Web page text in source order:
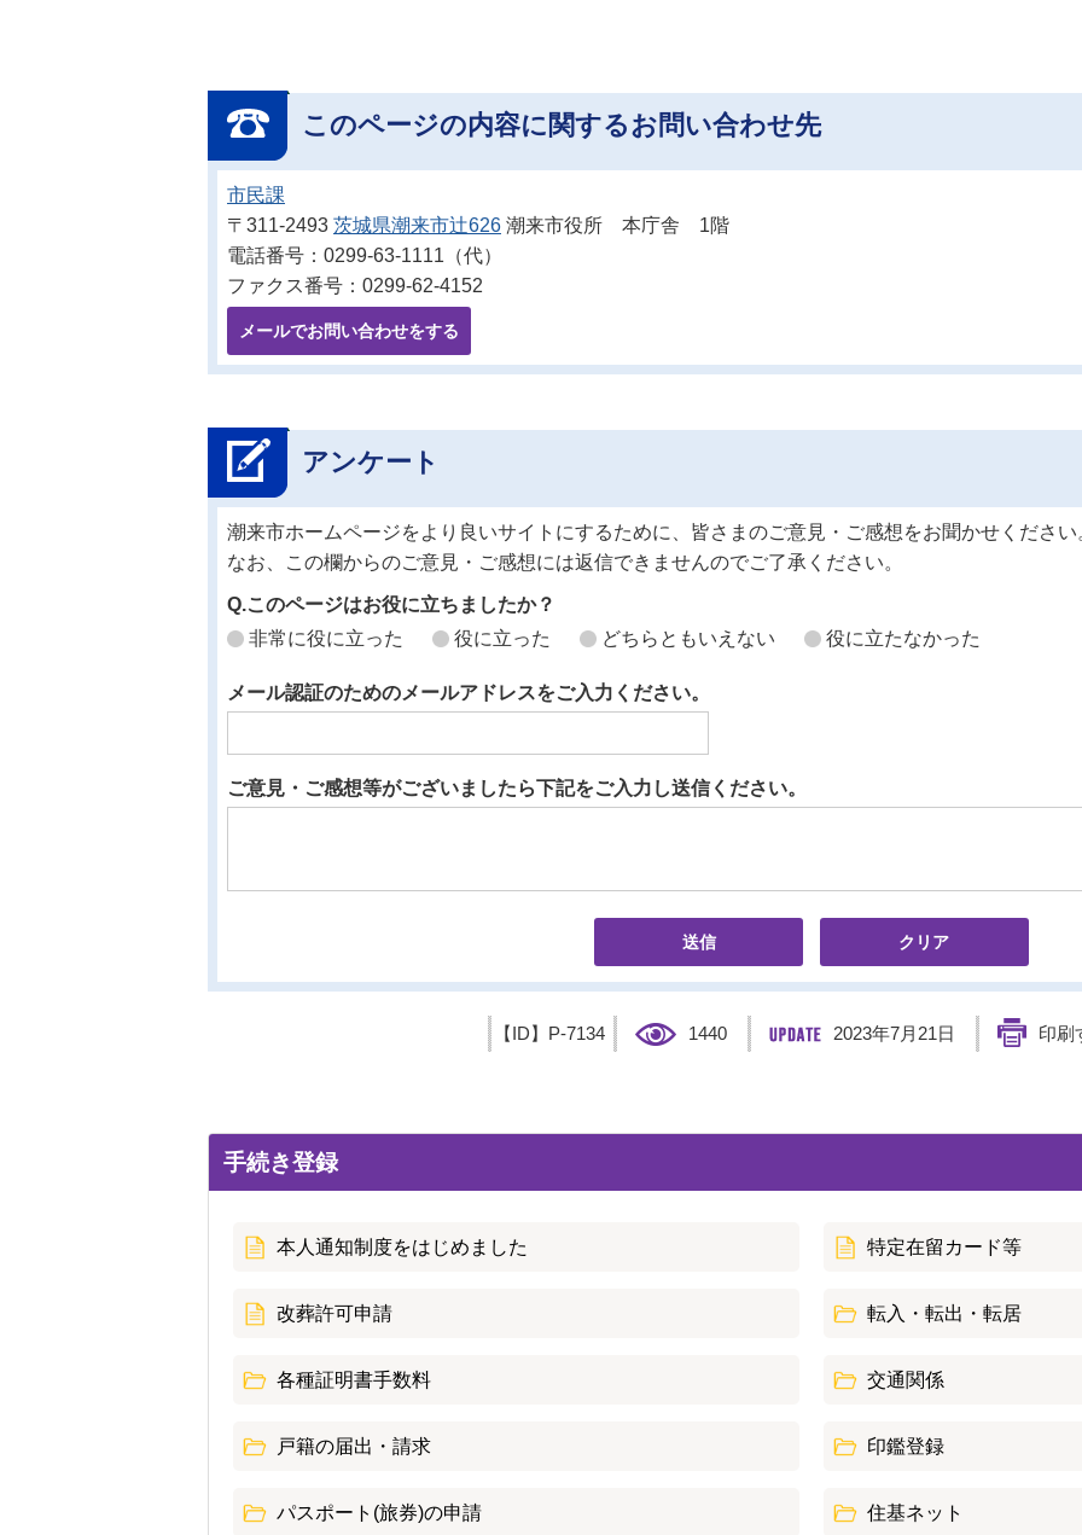
このページの内容に関するお問い合わせ先
市民課
〒311-2493 茨城県潮来市辻626 潮来市役所 本庁舎 1階
電話番号：0299-63-1111（代）
ファクス番号：0299-62-4152
メールでお問い合わせをする
アンケート
潮来市ホームページをより良いサイトにするために、皆さまのご意見・ご感想をお聞かせください
なお、この欄からのご意見・ご感想には返信できませんのでご了承ください。
Q.このページはお役に立ちましたか？
非常に役に立った
役に立った どちらともいえない 役に立たなかった
メール認証のためのメールアドレスをご入力ください。
ご意見・ご感想等がございましたら下記をご入力し送信ください。
【ID】 P-7134 1440 2023年7月21日 印刷
手続き登録
本人通知制度をはじめました 特定在留カード等
改葬許可申請 転入・転出・転居
各種証明書手数料 交通関係
戸籍の届出・請求 印鑑登録
パスポート(旅券)の申請 住基ネット